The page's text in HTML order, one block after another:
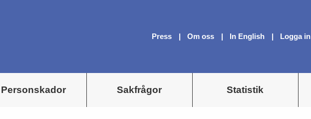
Press Om oss In English Logga in
Personskador Sakfrågor Statistik